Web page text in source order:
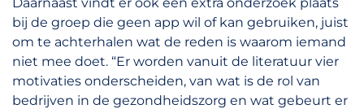
bij de groep die geen app wil of kan gebruiken, juist
om te achterhalen wat de reden is waarom iemand
niet mee doet. “Er worden vanuit de literatuur vier
motivaties onderscheiden, van wat is de rol van
bedrijven in de gezondheidszorg en wat gebeurt er